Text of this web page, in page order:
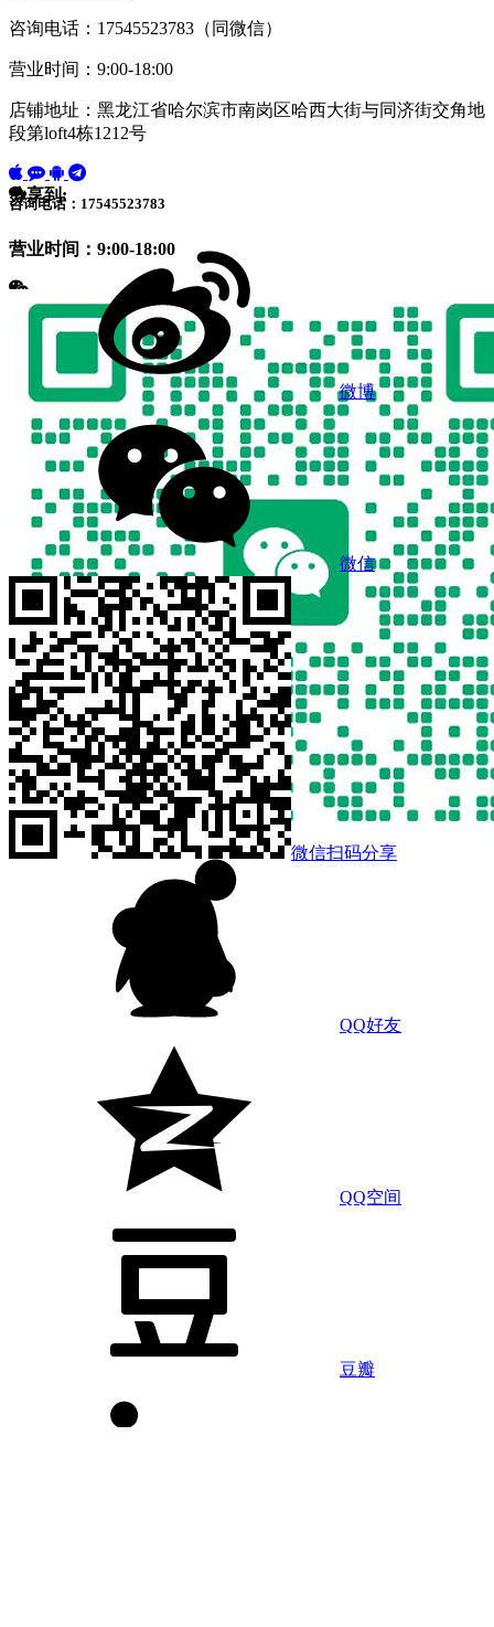
咨询电话：17545523783（同微信）
营业时间：9:00-18:00
店铺地址：黑龙江省哈尔滨市南岗区哈西大街与同济街交角地
段第loft4栋1212号
咨询电话：17545523783
营业时间：9:00-18:00
分享到:
微博
微信
微信扫码分享
QQ好友
QQ空间
豆瓣